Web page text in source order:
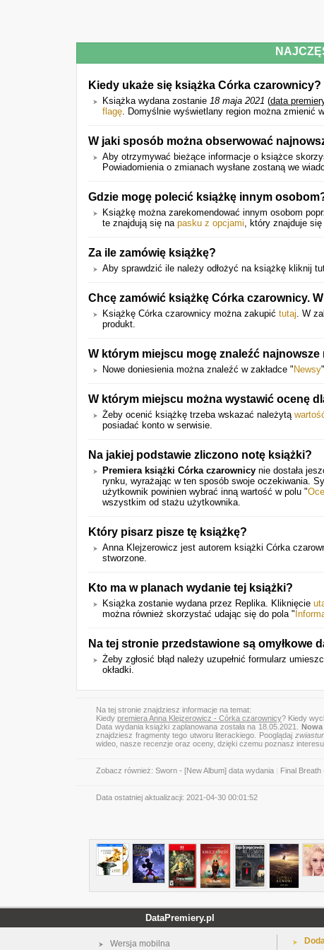
Kiedy ukaże się książka Córka czarownicy?
Książka wydana zostanie 18 maja 2021 (data
flagę. Domyślnie wyświetlany region można zmienić
W jaki sposób można obserwować
Aby otrzymywać bieżące informacje o książce
Powiadomienia o zmianach wysłane zostaną we
Gdzie mogę polecić książkę innym
Książkę można zarekomendować innym osobom
te znajdują się na pasku z opcjami, który znajduje
Za ile zamówię książkę?
Aby sprawdzić ile należy odłożyć na książkę kliknij
Chcę zamówić książkę Córka czarownicy.
Książkę Córka czarownicy można zakupić tutaj. W
produkt.
W którym miejscu mogę znaleźć
Nowe doniesienia można znaleźć w zakładce " Newsy
W którym miejscu można wystawić ocenę
Żeby ocenić książkę trzeba wskazać należytą
posiadać konto w serwisie.
Na jakiej podstawie zliczono notę książki?
Premiera książki Córka czarownicy nie dostała
rynku, wyrażając w ten sposób swoje oczekiwania.
użytkownik powinien wybrać inną wartość w polu "
wszystkim od stażu użytkownika.
Który pisarz pisze tę książkę?
Anna Klejzerowicz jest autorem książki Córka
stworzone.
Kto ma w planach wydanie tej książki?
Książka zostanie wydana przez Replika. Kliknięcie
można również skorzystać udając się do pola "
Na tej stronie przedstawione są omyłkowe
Żeby zgłosić błąd należy uzupełnić formularz
okładki.
Na tej stronie znajdziesz informacje na temat:
Kiedy premiera Anna Klejzerowicz - Córka czarownicy? Kiedy
Data wydania książki zaplanowana została na 18.05.2021.
znajdziesz fragmenty tego utworu literackiego. Pooglądaj
wideo, nasze recenzje oraz oceny, dzięki czemu poznasz
Zobacz również: Sworn - [New Album] data wydania Final Breath
Data ostatniej aktualizacji: 2021-04-30 00:01:52
DataPremiery.pl
Wersja mobilna